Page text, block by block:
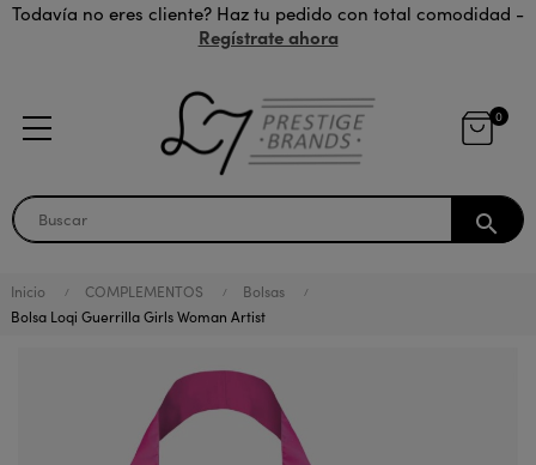
Todavía no eres cliente? Haz tu pedido con total comodidad -
Regístrate ahora
0
search
Inicio COMPLEMENTOS
Bolsas
Bolsa Loqi Guerrilla Girls Woman Artist